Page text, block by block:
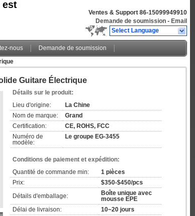
est
Ventes & Support 86-15099949910
Demande de soumission - Email
Select Language
nous
Demande de soumission
Guitare Électrique
Détails sur le produit:
Lieu d'origine:
La Chine
Nom de marque:
Grand
Certification:
CE, ROHS, FCC
Numéro de
modèle:
Le groupe EG-3455
Conditions de paiement et expédition:
Quantité de commande min:
1 pièces
Prix:
$350-$450/pcs
Détails d'emballage:
Boîte unique avec
mousse EPE
Délai de livraison:
10~20 jours